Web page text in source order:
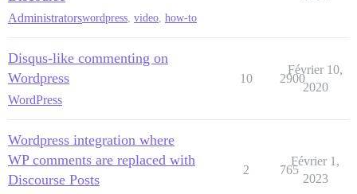
Administratorswordpress, video, how-to
Disqus-like commenting on
Wordpress
WordPress
10 2900
Février 10,
2020
Wordpress integration where
WP comments are replaced with
Discourse Posts
2 765
Février 1,
2023